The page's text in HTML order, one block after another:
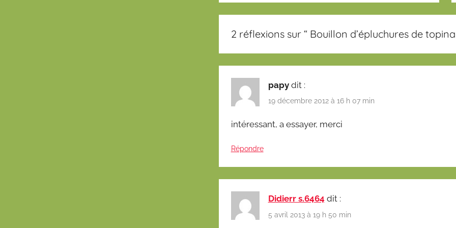
2 réflexions sur “ Bouillon d’épluchures de
papy dit :
19 décembre 2012 à 16 h 07 min
intéressant, a essayer, merci
Répondre
Didierr s.6464 dit :
5 avril 2013 à 19 h 50 min